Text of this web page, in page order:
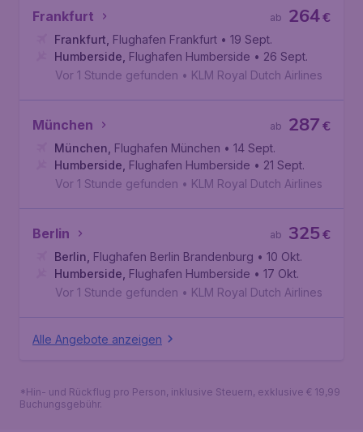
Frankfurt €
264
ab
Frankfurt Flughafen Frankfurt • 19 Sept.
Humberside Flughafen Humberside • 26 Sept.
Vor 1 Stunde gefunden • KLM Royal Dutch Airlines
München €
287
ab
München Flughafen München • 14 Sept.
Humberside Flughafen Humberside • 21 Sept.
Vor 1 Stunde gefunden • KLM Royal Dutch Airlines
Berlin €
325
ab
Berlin Flughafen Berlin Brandenburg • 10 Okt.
Humberside Flughafen Humberside • 17 Okt.
Vor 1 Stunde gefunden • KLM Royal Dutch Airlines
Alle Angebote anzeigen
*Hin- und Rückflug pro Person, inklusive Steuern, exklusive € 19,99
Buchungsgebühr.